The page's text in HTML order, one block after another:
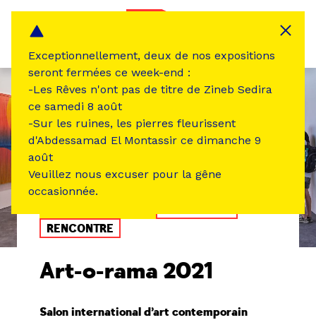
RENCONTRE
Art-o-rama 2021
Salon international d’art contemporain
Exceptionnellement, deux de nos expositions
seront fermées ce week-end :
-Les Rêves n'ont pas de titre de Zineb Sedira
ce samedi 8 août
-Sur les ruines, les pierres fleurissent
d'Abdessamad El Montassir ce dimanche 9
août
Veuillez nous excuser pour la gêne
occasionnée.
Panneau de gestion des cookies